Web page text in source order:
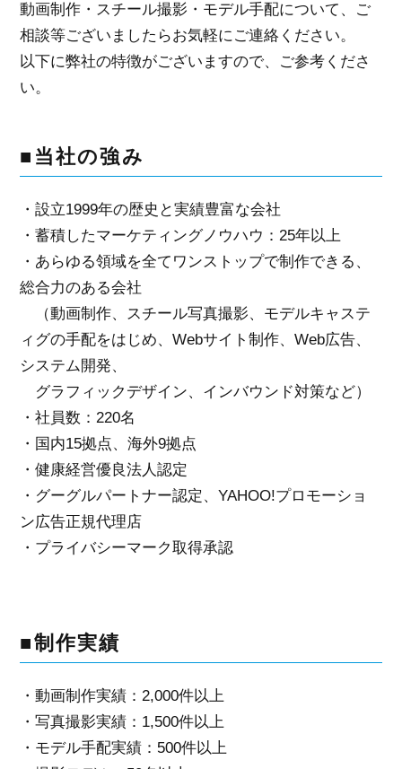
動画制作・スチール撮影・モデル手配について、ご
相談等ございましたらお気軽にご連絡ください。
以下に弊社の特徴がございますので、ご参考くださ
い。
■当社の強み
・設立1999年の歴史と実績豊富な会社
・蓄積したマーケティングノウハウ：25年以上
・あらゆる領域を全てワンストップで制作できる、
総合力のある会社
（動画制作、スチール写真撮影、モデルキャステ
ィグの手配をはじめ、Webサイト制作、Web広告、
システム開発、
グラフィックデザイン、インバウンド対策など）
・社員数：220名
・国内15拠点、海外9拠点
・健康経営優良法人認定
・グーグルパートナー認定、YAHOO!プロモーショ
ン広告正規代理店
・プライバシーマーク取得承認
■制作実績
・動画制作実績：2,000件以上
・写真撮影実績：1,500件以上
・モデル手配実績：500件以上